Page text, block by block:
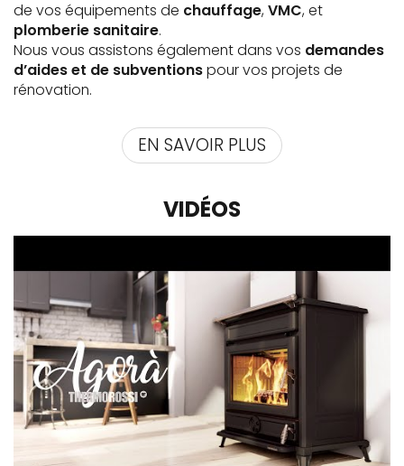
de vos équipements de chauffage, VMC, et
plomberie sanitaire.
Nous vous assistons également dans vos demandes
d’aides et de subventions pour vos projets de
rénovation.
EN SAVOIR PLUS
VIDÉOS